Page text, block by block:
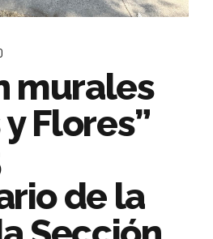
murales
Flores”
de la